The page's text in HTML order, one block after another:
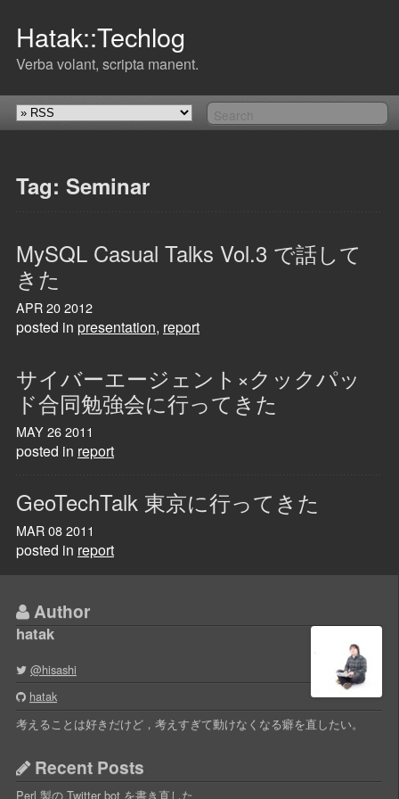
Hatak::Techlog
Verba volant, scripta manent.
Tag: Seminar
MySQL Casual Talks Vol.3 で話して
きた
APR202012
posted in presentation, report
サイバーエージェント×クックパッ
ド合同勉強会に行ってきた
MAY262011
posted in report
GeoTechTalk 東京に行ってきた
MAR082011
posted in report
Author
hatak
@hisashi
hatak
考えることは好きだけど，考えすぎて動けなくなる癖を直したい。
Recent Posts
Perl 製の Twitter bot を書き直した